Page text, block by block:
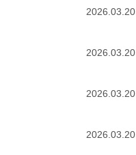
2026.03.20
2026.03.20
2026.03.20
2026.03.20